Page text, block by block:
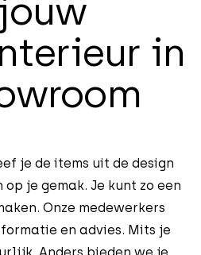
in
je de items uit de design
je gemak. Je kunt zo een
Onze medewerkers
en advies. Mits je